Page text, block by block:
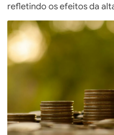
refletindo os efeitos da